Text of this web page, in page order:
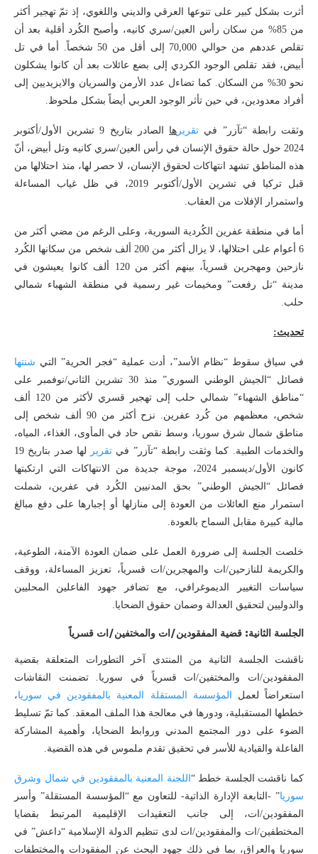
أثرت بشكل كبير على تنوعها العرقي والديني واللغوي، إذ تمّ تهجير أكثر
من 85% من سكان رأس العين/سري كانيه، وأصبح الكُرد أقلية بعد أن
تقلص عددهم من حوالي 70,000 إلى أقل من 50 شخصاً. أما في تل
أبيض، فقد تقلص الوجود الكردي إلى بضع عائلات بعد أن كانوا يشكلون
نحو 30% من السكان. كما تضاءل عدد الأرمن والسريان والايزيديين إلى
أفراد معدودين، في حين تأثر الوجود العربي أيضاً بشكل ملحوظ.
وثقت رابطة “تآزر” في تقرير ها
الصادر بتاريخ 9 تشرين الأول/أكتوبر
2024 حول حالة حقوق الإنسان في رأس العين/سري كانيه وتل أبيض، أنّ
هذه المناطق تشهد انتهاكات لحقوق الإنسان، لا حصر لها، منذ احتلالها من
قبل تركيا في تشرين الأول/أكتوبر 2019، في ظل غياب المساءلة
واستمرار الإفلات من العقاب.
أما في منطقة عفرين الكُردية السورية، وعلى الرغم من مضي أكثر من
6 أعوام على احتلالها، لا يزال أكثر من 200 ألف شخص من سكانها الكُرد
نازحين ومهجرين قسرياً، بينهم أكثر من 120 ألف كانوا يعيشون في
مدينة “تل رفعت” ومخيمات غير رسمية في منطقة الشهباء شمالي
حلب.
تحديث:
في سياق سقوط “نظام الأسد”، أدت عملية “فجر الحرية” التي شنتها
فصائل “الجيش الوطني السوري” منذ 30 تشرين الثاني/نوفمبر على
“مناطق الشهباء” شمالي حلب إلى تهجير قسري لأكثر من 120 ألف
شخص، معظمهم من كُرد عفرين. نزح أكثر من 90 ألف شخص إلى
مناطق شمال شرق سوريا، وسط نقص حاد في المأوى، الغذاء، المياه،
والخدمات الطبية. كما وثقت رابطة “تآزر” في تقرير
لها صدر بتاريخ 19
كانون الأول/ديسمبر 2024، موجة جديدة من الانتهاكات التي ارتكبتها
فصائل “الجيش الوطني” بحق المدنيين الكُرد في عفرين، شملت
استمرار منع العائلات من العودة إلى منازلها أو إجبارها على دفع مبالغ
مالية كبيرة مقابل السماح بالعودة.
خلصت الجلسة إلى ضرورة العمل على ضمان العودة الآمنة، الطوعية،
والكريمة للنازحين/ات والمهجرين/ات قسرياً، تعزيز المساءلة، ووقف
سياسات التغيير الديموغرافي، مع تضافر جهود الفاعلين المحليين
والدوليين لتحقيق العدالة وضمان حقوق الضحايا.
الجلسة الثانية: قضية المفقودين/ات والمختفين/ات قسرياً
ناقشت الجلسة الثانية من المنتدى آخر التطورات المتعلقة بقضية
المفقودين/ات والمختفين/ات قسرياً في سوريا. تضمنت النقاشات
استعراضاً لعمل
المؤسسة المستقلة المعنية بالمفقودين في سوريا،
خططها المستقبلية، ودورها في معالجة هذا الملف المعقد. كما تمّ تسليط
الضوء على دور المجتمع المدني وروابط الضحايا، وأهمية المشاركة
الفاعلة والقيادية للأسر في تحقيق تقدم ملموس في هذه القضية.
كما ناقشت الجلسة خطط “ اللجنة المعنية بالمفقودين في شمال وشرق
سوريا” -التابعة الإدارة الذاتية- للتعاون مع “المؤسسة المستقلة” وأسر
المفقودين/ات، إلى جانب التعقيدات الإقليمية المرتبط بقضايا
المختطفين/ات والمفقودين/ات لدى تنظيم الدولة الإسلامية “داعش” في
سوريا والعراق، بما في ذلك جهود البحث عن المفقودات والمختطفات